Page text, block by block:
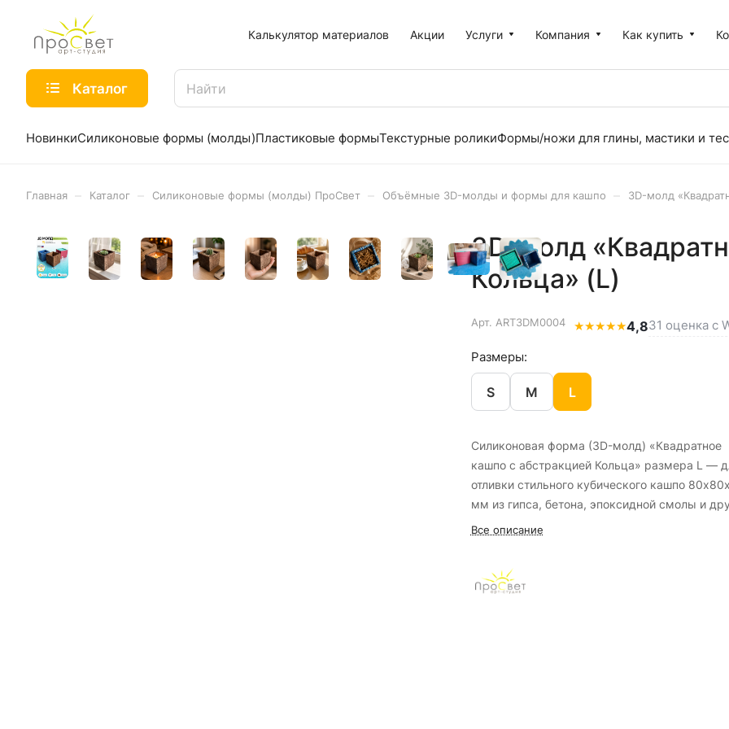
Калькулятор материалов Акции Услуги Компания Как купить
Каталог
НовинкиСиликоновые формы (молды)Пластиковые формыТекстурные роликиФормы/ножи для глины, мастики и
Главная Каталог Силиконовые формы (молды) ПроСвет Объёмные 3D-молды и формы для кашпо 3D-молд
3D-молд
Кольца» (L)
Арт. ART3DM0004 ★★★★★4,831 оценка с
Размеры:
S M L
Силиконовая форма (3D-молд) «Квадратное
кашпо с абстракцией Кольца» размера L —
отливки стильного кубического кашпо
мм из гипса, бетона, эпоксидной смолы и
материалов. Рельеф «кольца» с сатиновым
формы имеет выраженную текстуру,
Все описание